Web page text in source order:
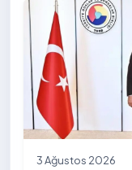
ekranlarında
canlı yayın
3 Ağustos 2026